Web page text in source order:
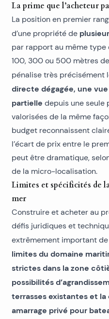
La prime que l’acheteur
La position en premier
d’une propriété de
par rapport au même type
100, 300 ou 500 mètres
pénalise très précisément
directe dégagée, une
partielle depuis une seule
valorisées de la même
budget reconnaissent
l’écart de prix entre le
peut être dramatique,
de la micro-localisation.
Limites et spécificités de
mer
Construire et acheter au
défis juridiques et
extrêmement important
limites du domaine
strictes dans la zone
possibilités
terrasses existantes et la
amarrage privé pour